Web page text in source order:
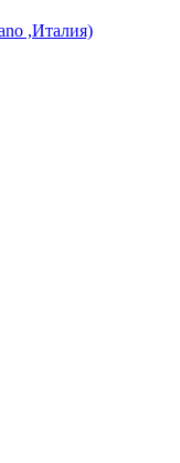
,Италия)